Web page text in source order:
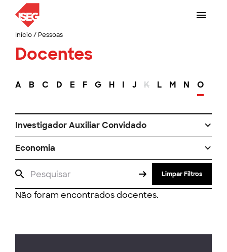
Início/ Pessoas
Docentes
A B C D E F G H I J K L M N O
Investigador Auxiliar Convidado
Economia
Limpar Filtros
Não foram encontrados docentes.